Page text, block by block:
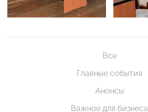
Все
Главные события
Анонсы
Важное для бизнеса